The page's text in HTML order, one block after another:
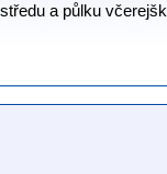
a půlku